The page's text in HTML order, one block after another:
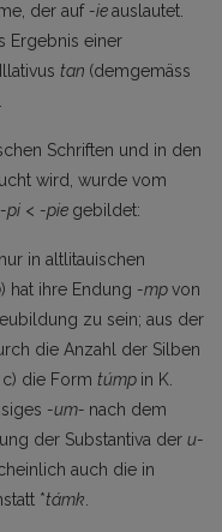
der auf -ieauslautet.
Ergebnis einer
tan (demgemäss
Schriften und in den
wird, wurde vom
-pi < -pie gebildet:
in altlitauischen
) hat ihre Endung -mpvon
zu sein; aus der
die Anzahl der Silben
die Form túmp in K.
-um- nach dem
der Substantiva der u-
auch die in
*támk.